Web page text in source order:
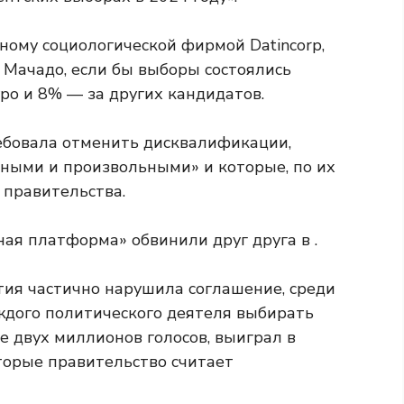
социологической фирмой Datincorp,
если бы выборы состоялись
и 8% — за других кандидатов.
отменить дисквалификации,
и произвольными» и которые, по их
платформа» обвинили друг друга в .
частично нарушила соглашение, среди
политического деятеля выбирать
двух миллионов голосов, выиграл в
правительство считает